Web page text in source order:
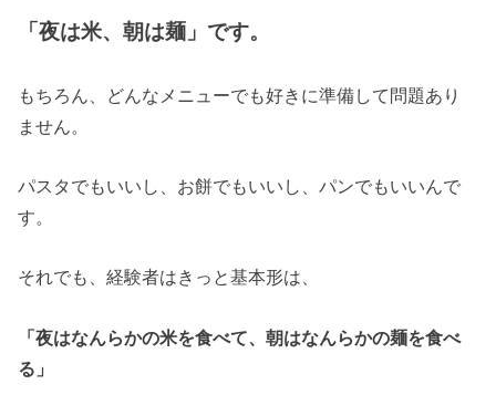
「夜は米、朝は麺」です。
もちろん、どんなメニューでも好きに準備して問題あり
ません。
パスタでもいいし、お餅でもいいし、パンでもいいんで
す。
それでも、経験者はきっと基本形は、
「夜はなんらかの米を食べて、朝はなんらかの麺を食べ
る」